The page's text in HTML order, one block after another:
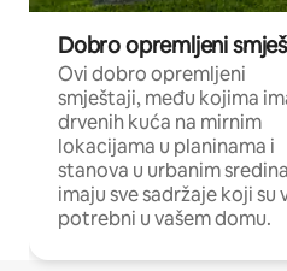
Dobro opremljeni
Ovi dobro opremljeni
smještaji, među kojima
drvenih kuća na mirnim
lokacijama u planinama i
stanova u urbanim
imaju sve sadržaje koji su
potrebni u vašem domu.